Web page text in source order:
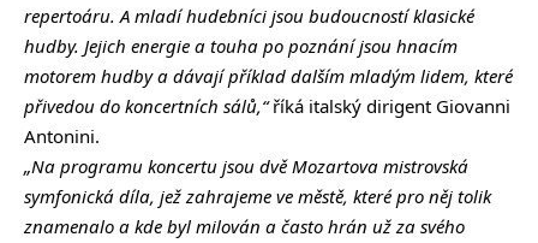
repertoáru. A mladí hudebníci jsou budoucností klasické
hudby. Jejich energie a touha po poznání jsou hnacím
motorem hudby a dávají příklad dalším mladým lidem, které
přivedou do koncertních sálů,“říká italský dirigent Giovanni
Antonini.
„Na programu koncertu jsou dvě Mozartova mistrovská
symfonická díla, jež zahrajeme ve městě, které pro něj tolik
znamenalo a kde byl milován a často hrán už za svého